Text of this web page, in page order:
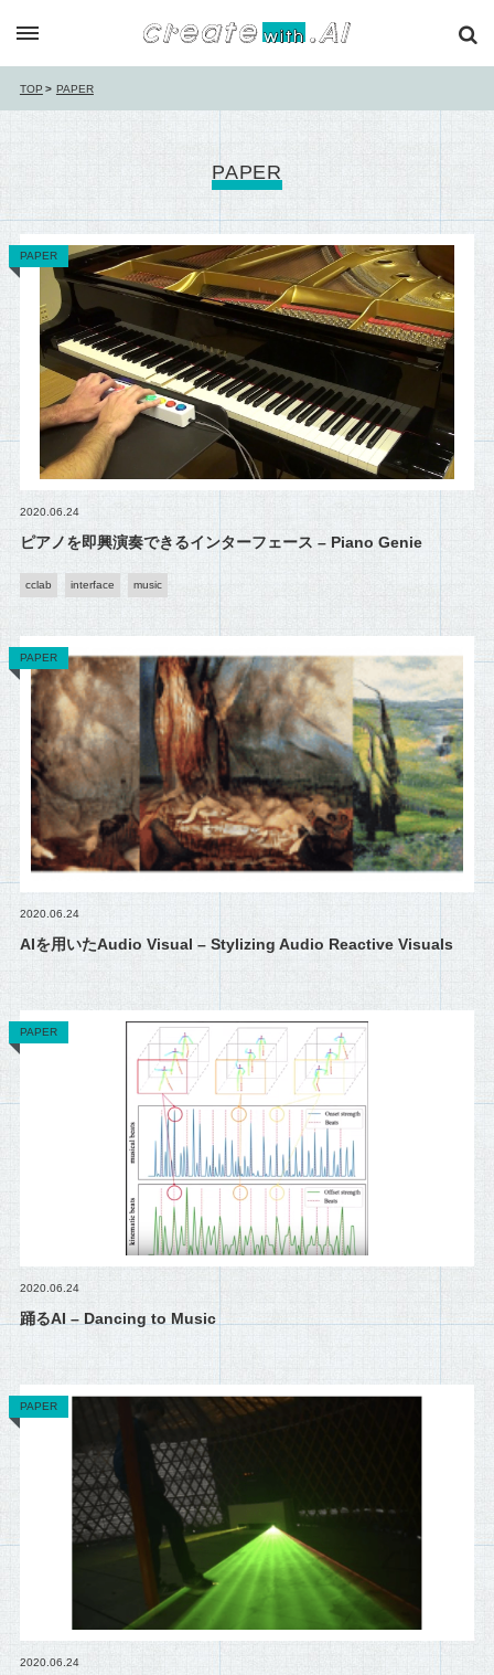
TOP PAPER
PAPER
PAPER
2020.06.24
ピアノを即興演奏できるインターフェース – Piano Genie
cclab interface music
PAPER
2020.06.24
AIを用いたAudio Visual – Stylizing Audio Reactive Visuals
PAPER
2020.06.24
踊るAI – Dancing to Music
PAPER
2020.06.24